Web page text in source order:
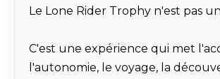
Le Lone Rider Trophy n'est pas
C'est une expérience qui met
l'autonomie, le voyage, la